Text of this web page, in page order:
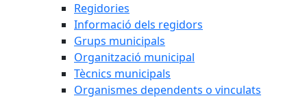
Regidories
Informació dels regidors
Grups municipals
Organització municipal
Tècnics municipals
Organismes dependents o vinculats